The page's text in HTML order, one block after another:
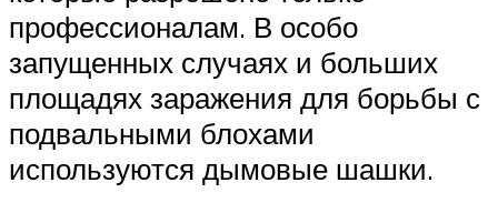
профессионалам. В особо
запущенных случаях и больших
площадях заражения для борьбы с
подвальными блохами
используются дымовые шашки.